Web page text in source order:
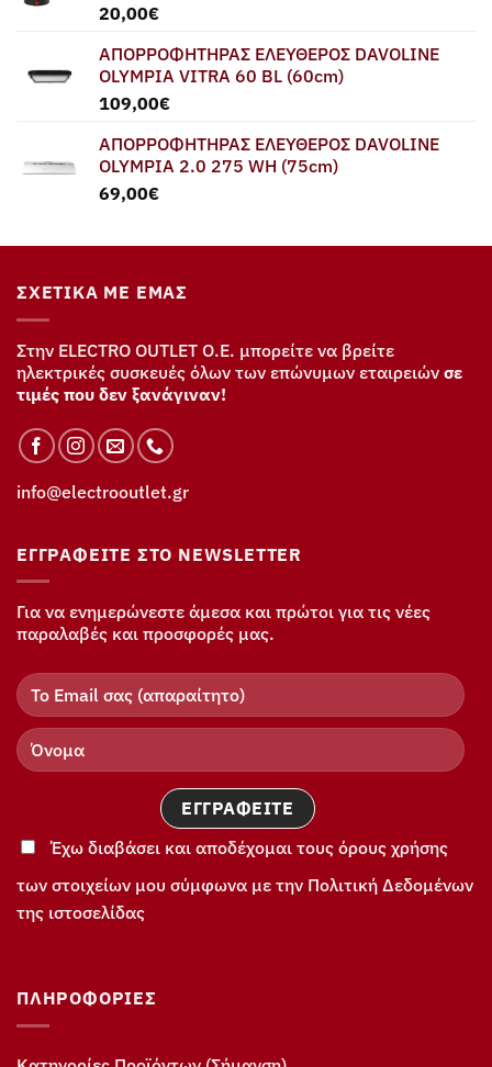
20,00€
ΑΠΟΡΡΟΦΗΤΗΡΑΣ ΕΛΕΥΘΕΡΟΣ DAVOLINE
OLYMPIA VITRA 60 BL (60cm)
109,00€
ΑΠΟΡΡΟΦΗΤΗΡΑΣ ΕΛΕΥΘΕΡΟΣ DAVOLINE
OLYMPIA 2.0 275 WH (75cm)
69,00€
ΣΧΕΤΙΚΆ ΜΕ ΕΜΆΣ
Στην ELECTRO OUTLET Ο.Ε. μπορείτε να βρείτε
ηλεκτρικές συσκευές όλων των επώνυμων εταιρειών σε
τιμές που δεν ξανάγιναν!
info@electrooutlet.gr
ΕΓΓΡΑΦΕΊΤΕ ΣΤΟ NEWSLETTER
Για να ενημερώνεστε άμεσα και πρώτοι για τις νέες
παραλαβές και προσφορές μας.
Έχω διαβάσει και αποδέχομαι τους όρους χρήσης
των στοιχείων μου σύμφωνα με την Πολιτική Δεδομένων
της ιστοσελίδας
ΠΛΗΡΟΦΟΡΊΕΣ